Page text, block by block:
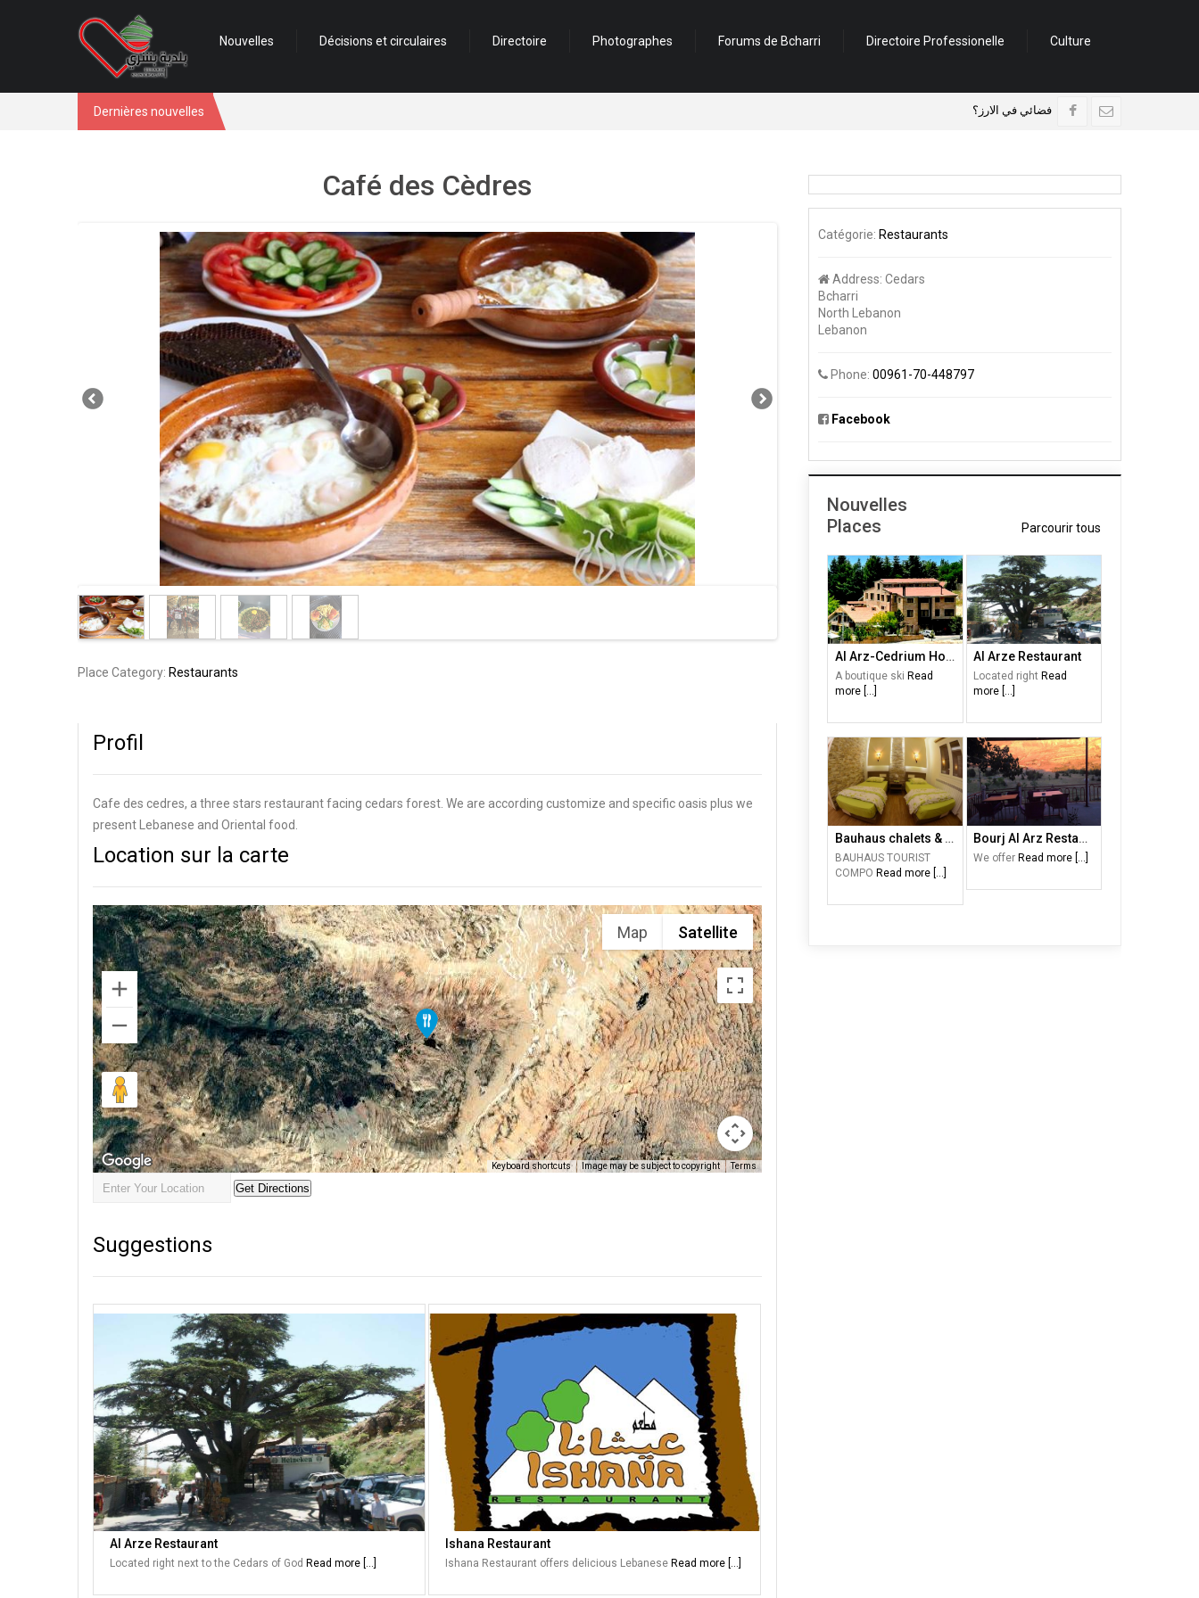
Nouvelles Décisions et circulaires Directoire Photographes Forums de Bcharri Directoire Professionelle Culture
Dernières nouvelles مرصد فضائي في الارز؟ جبران وقاديشا
Café des Cèdres
Place Category: Restaurants
Profil
Cafe des cedres, a three stars restaurant facing cedars forest. We are according customize and specific oasis plus we
present Lebanese and Oriental food.
Location sur la carte
Map Satellite
Keyboard shortcuts Image may be subject to copyright Terms
Suggestions
Al Arze Restaurant
Located right next to the Cedars of God Read more [...]
Ishana Restaurant
Ishana Restaurant offers delicious Lebanese Read more [...]
Catégorie: Restaurants
Address: Cedars
Bcharri
North Lebanon
Lebanon
Phone: 00961-70-448797
Facebook
Nouvelles
Places
Parcourir tous
Al Arz-Cedrium Hotel
A boutique ski Read
more [...]
Al Arze Restaurant
Located rightRead
more [...]
Bauhaus chalets & motel
BAUHAUS TOURIST
COMPO Read more [...]
Bourj Al Arz Restaurant
We offerRead more [...]